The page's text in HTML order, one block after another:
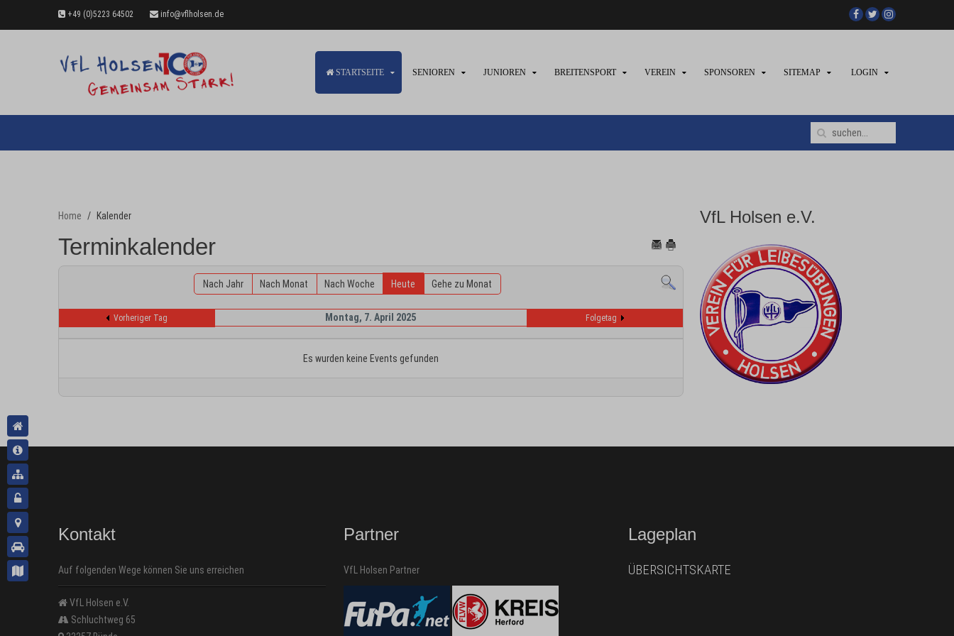
+49 (0)5223 64502 info@vflholsen.de
STARTSEITE SENIOREN JUNIOREN BREITENSPORT VEREIN SPONSOREN SITEMAP LOGIN
Home Kalender
Terminkalender
Nach Jahr Nach Monat Nach Woche Heute Gehe zu Monat
Vorheriger Tag Montag, 7. April 2025 Folgetag
Es wurden keine Events gefunden
VfL Holsen e.V.
Kontakt
Auf folgenden Wege können Sie uns erreichen
VfL Holsen e.V.
Schluchtweg 65
Partner
VfL Holsen Partner
Lageplan
ÜBERSICHTSKARTE